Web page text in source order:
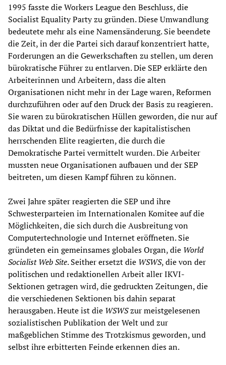
1995 fasste die Workers League den Beschluss, die
Socialist Equality Party zu gründen. Diese Umwandlung
bedeutete mehr als eine Namensänderung. Sie beendete
die Zeit, in der die Partei sich darauf konzentriert hatte,
Forderungen an die Gewerkschaften zu stellen, um deren
bürokratische Führer zu entlarven. Die SEP erklärte den
Arbeiterinnen und Arbeitern, dass die alten
Organisationen nicht mehr in der Lage waren, Reformen
durchzuführen oder auf den Druck der Basis zu reagieren.
Sie waren zu bürokratischen Hüllen geworden, die nur auf
das Diktat und die Bedürfnisse der kapitalistischen
herrschenden Elite reagierten, die durch die
Demokratische Partei vermittelt wurden. Die Arbeiter
mussten neue Organisationen aufbauen und der SEP
beitreten, um diesen Kampf führen zu können.
Zwei Jahre später reagierten die SEP und ihre
Schwesterparteien im Internationalen Komitee auf die
Möglichkeiten, die sich durch die Ausbreitung von
Computertechnologie und Internet eröffneten. Sie
gründeten ein gemeinsames globales Organ, die World
Socialist Web Site. Seither ersetzt die WSWS, die von der
politischen und redaktionellen Arbeit aller IKVI-
Sektionen getragen wird, die gedruckten Zeitungen, die
die verschiedenen Sektionen bis dahin separat
herausgaben. Heute ist die WSWSzur meistgelesenen
sozialistischen Publikation der Welt und zur
maßgeblichen Stimme des Trotzkismus geworden, und
selbst ihre erbitterten Feinde erkennen dies an.